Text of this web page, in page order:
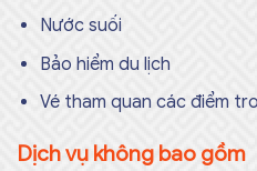
Nước suối
Bảo hiểm du lịch
Vé tham quan các điểm
Dịch vụ không bao gồm